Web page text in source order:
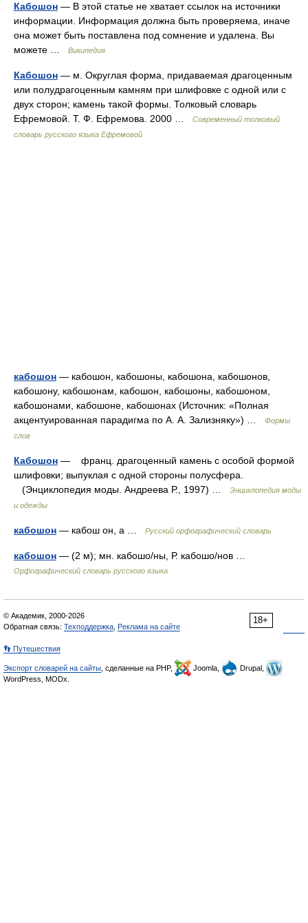
Кабошон — В этой статье не хватает ссылок на источники
информации. Информация должна быть проверяема, иначе
она может быть поставлена под сомнение и удалена. Вы
можете …
Википедия
Кабошон — м. Округлая форма, придаваемая драгоценным
или полудрагоценным камням при шлифовке с одной или с
двух сторон; камень такой формы. Толковый словарь
Ефремовой. Т. Ф. Ефремова. 2000 …
Современный толковый
словарь русского языка Ефремовой
кабошон — кабошон, кабошоны, кабошона, кабошонов,
кабошону, кабошонам, кабошон, кабошоны, кабошоном,
кабошонами, кабошоне, кабошонах (Источник: «Полная
акцентуированная парадигма по А. А. Зализняку») …
Формы
слов
Кабошон — франц. драгоценный камень с особой формой
шлифовки; выпуклая с одной стороны полусфера.
(Энциклопедия моды. Андреева Р., 1997) …
Энциклопедия моды
и одежды
кабошон — кабош он, а … Русский орфографический словарь
кабошон — (2 м); мн. кабошо/ны, Р. кабошо/нов …
Орфографический словарь русского языка
18+
© Академик, 2000-2026
Обратная связь: Техподдержка Реклама на сайте
👣 Путешествия
Экспорт словарей на сайты , сделанные на PHP, Joomla,
Drupal,
WordPress, MODx.